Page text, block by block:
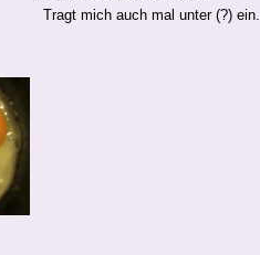
Tragt mich auch mal unter (?) ein.